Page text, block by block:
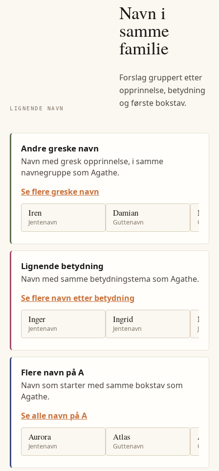
LIGNENDE NAVN
Navn i
samme
familie
Forslag gruppert etter
opprinnelse, betydning
og første bokstav.
Andre greske navn
Navn med gresk opprinnelse, i samme
navnegruppe som Agathe.
Se flere greske navn
Iren
Jentenavn
Damian
Guttenavn
Lignende betydning
Navn med samme betydningstema som Agathe.
Se flere navn etter betydning
Inger
Jentenavn
Ingrid
Jentenavn
Marit
Flere navn på A
Navn som starter med samme bokstav som
Agathe.
Se alle navn på A
Aurora
Jentenavn
Atlas
Guttenavn
Arn